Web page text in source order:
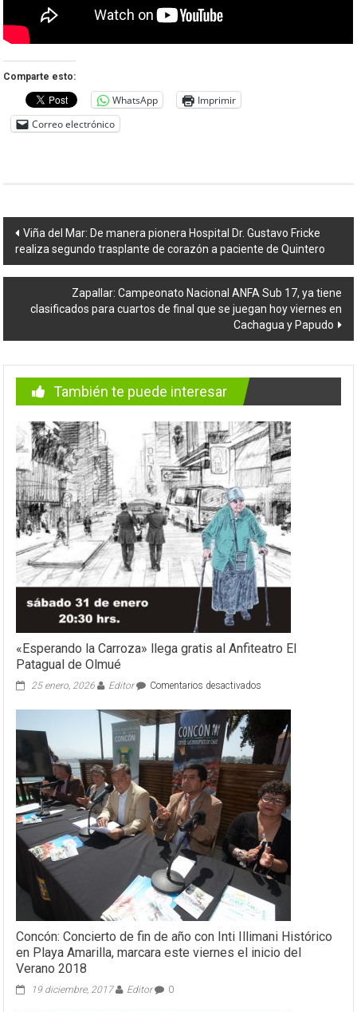
Comparte esto:
WhatsApp
Imprimir
Correo electrónico
Navegación
de
entradas
Viña del Mar: De manera pionera Hospital Dr. Gustavo Fricke
realiza segundo trasplante de corazón a paciente de Quintero
Zapallar: Campeonato Nacional ANFA Sub 17, ya tiene
clasificados para cuartos de final que se juegan hoy viernes en
Cachagua y Papudo
También te puede interesar
«Esperando la Carroza» llega gratis al Anfiteatro El
Patagual de Olmué
25 enero, 2026 Editor Comentarios desactivados
Carroza»
llega
gratis
al
Anfiteatro
El
Patagual
de
Olmué
Concón: Concierto de fin de año con Inti Illimani Histórico
en Playa Amarilla, marcara este viernes el inicio del
Verano 2018
19 diciembre, 2017 Editor 0